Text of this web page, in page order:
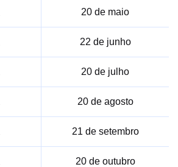
20 de maio
22 de junho
20 de julho
20 de agosto
21 de setembro
20 de outubro